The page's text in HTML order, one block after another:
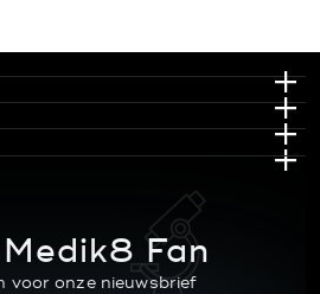
Fan
voor onze nieuwsbrief